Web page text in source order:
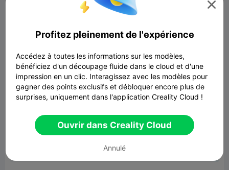

Lier un modèle

Profitez pleinement de l'expérience
Accédez à toutes les informations sur les modèles,
bénéficiez d'un découpage fluide dans le cloud et d'une
impression en un clic. Interagissez avec les modèles pour
gagner des points exclusifs et débloquer encore plus de
surprises, uniquement dans l'application Creality Cloud !
Ouvrir dans Creality Cloud
Annulé